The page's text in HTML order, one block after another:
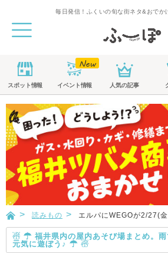
毎日発信！ふくいの旬な街ネタ&おでか
スポット情報 イベント情報 人気の記事
読みもの エルパにWEGOが2/27(
☃ ☂ 福井県内の屋内あそび場まとめ。雨
元気に遊ぼう♪ ☂ ☃